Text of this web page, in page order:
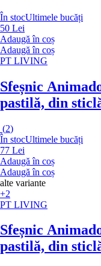
În stocUltimele bucăți
50 Lei
Adaugă în coș
Adaugă în coș
PT LIVING
Sfeșnic
pastilă, din
(2)
În stocUltimele bucăți
77 Lei
Adaugă în coș
Adaugă în coș
alte variante
+2
PT LIVING
Sfeșnic
pastilă, din